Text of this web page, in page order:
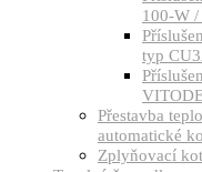
100-W /
typ
Přestavba
automatické
Zplyňovací